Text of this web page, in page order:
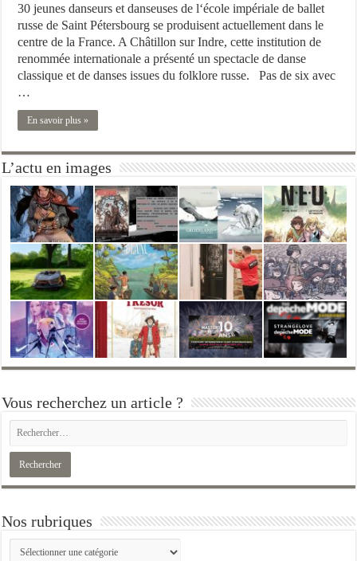
30 jeunes danseurs et danseuses de l‘école impériale de ballet
russe de Saint Pétersbourg se produisent actuellement dans le
centre de la France. A Châtillon sur Indre, cette institution de
renommée internationale a présenté un spectacle de danse
classique et de danses issues du folklore russe. Pas de six avec
…
En savoir plus »
L’actu en images
Vous recherchez un article ?
Nos rubriques
Nos